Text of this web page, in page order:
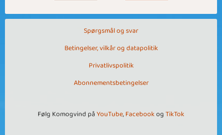
Spørgsmål og svar
Betingelser, vilkår og datapolitik
Privatlivspolitik
Abonnementsbetingelser
Følg Komogvind påYouTube,FacebookogTikTok